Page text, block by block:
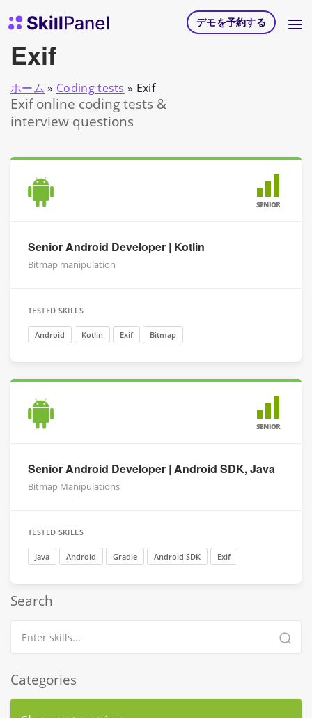
スキルパネル ホームページ
デモを予約する
Exif
ホーム » Coding tests » Exif
Exif online coding tests &
interview questions
SENIOR
Senior Android Developer | Kotlin
Bitmap manipulation
TESTED SKILLS
Android Kotlin Exif Bitmap
SENIOR
Senior Android Developer | Android SDK, Java
Bitmap Manipulations
TESTED SKILLS
Java Android Gradle Android SDK Exif
Search
Categories